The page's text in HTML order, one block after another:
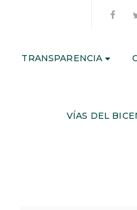
TRANSPARENCIA
VÍAS DEL